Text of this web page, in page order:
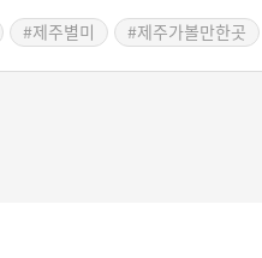
#제주별미 #제주가볼만한곳